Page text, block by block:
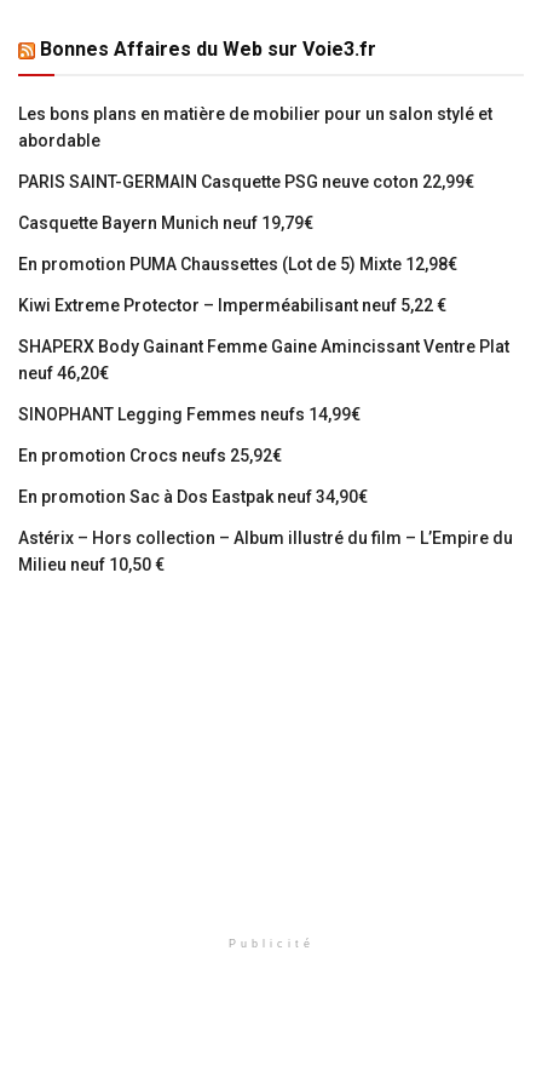
Bonnes Affaires du Web sur Voie3.fr
Les bons plans en matière de mobilier pour un salon stylé et
abordable
PARIS SAINT-GERMAIN Casquette PSG neuve coton 22,99€
Casquette Bayern Munich neuf 19,79€
En promotion PUMA Chaussettes (Lot de 5) Mixte 12,98€
Kiwi Extreme Protector – Imperméabilisant neuf 5,22 €
SHAPERX Body Gainant Femme Gaine Amincissant Ventre Plat
neuf 46,20€
SINOPHANT Legging Femmes neufs 14,99€
En promotion Crocs neufs 25,92€
En promotion Sac à Dos Eastpak neuf 34,90€
Astérix – Hors collection – Album illustré du film – L’Empire du
Milieu neuf 10,50 €
Publicité